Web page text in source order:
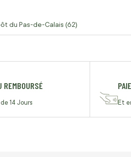
du Pas-de-Calais (62)
REMBOURSÉ
14 Jours Et